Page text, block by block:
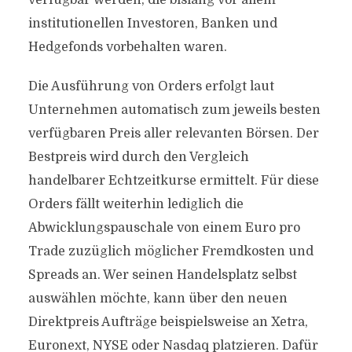
institutionellen Investoren, Banken und
Hedgefonds vorbehalten waren.
Die Ausführung von Orders erfolgt laut
Unternehmen automatisch zum jeweils besten
verfügbaren Preis aller relevanten Börsen. Der
Bestpreis wird durch den Vergleich
handelbarer Echtzeitkurse ermittelt. Für diese
Orders fällt weiterhin lediglich die
Abwicklungspauschale von einem Euro pro
Trade zuzüglich möglicher Fremdkosten und
Spreads an. Wer seinen Handelsplatz selbst
auswählen möchte, kann über den neuen
Direktpreis Aufträge beispielsweise an Xetra,
Euronext, NYSE oder Nasdaq platzieren. Dafür